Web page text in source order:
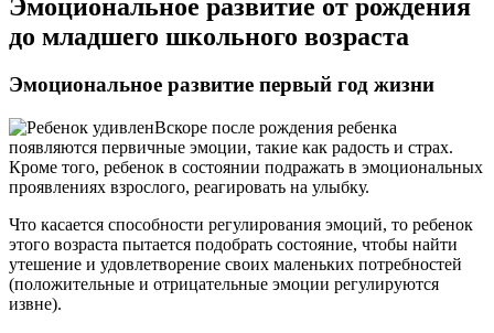
Эмоциональное развитие от рождения
до младшего школьного возраста
Эмоциональное развитие первый год жизни
Вскоре после рождения ребенка
появляются первичные эмоции, такие как радость и страх.
Кроме того, ребенок в состоянии подражать в эмоциональных
проявлениях взрослого, реагировать на улыбку.
Что касается способности регулирования эмоций, то ребенок
этого возраста пытается подобрать состояние, чтобы найти
утешение и удовлетворение своих маленьких потребностей
(положительные и отрицательные эмоции регулируются
извне).